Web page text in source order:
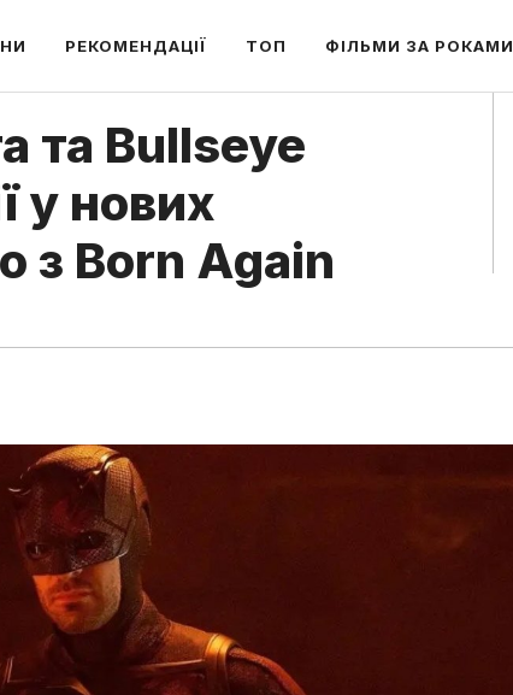
РЕКОМЕНДАЦІЇ ТОП ФІЛЬМИ ЗА РОКАМИ
та Bullseye
у нових
з Born Again